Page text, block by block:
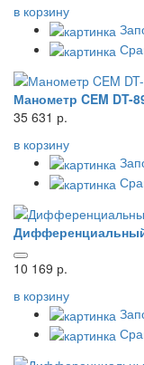
в корзину
Манометр CEM DT-
35 631 р.
в корзину
10 169 р.
в корзину